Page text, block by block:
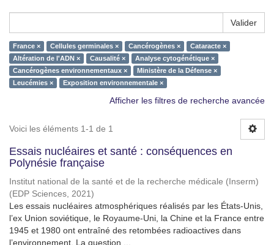
Valider
France × Cellules germinales × Cancérogènes ×
Cataracte ×
Altération de l'ADN ×
Causalité ×
Analyse cytogénétique ×
Cancérogènes environnementaux ×
Ministère de la Défense ×
Leucémies ×
Exposition environnementale ×
Afficher les filtres de recherche avancée
Voici les éléments 1-1 de 1
Essais nucléaires et santé : conséquences en
Polynésie française
Institut national de la santé et de la recherche médicale (Inserm)
(EDP Sciences, 2021)
Les essais nucléaires atmosphériques réalisés par les États-Unis,
l’ex Union soviétique, le Royaume-Uni, la Chine et la France entre
1945 et 1980 ont entraîné des retombées radioactives dans
l’environnement. La question ...